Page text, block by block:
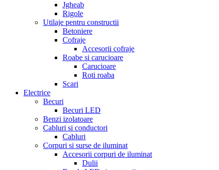
Jgheab
Rigole
Utilaje pentru constructii
Betoniere
Cofraje
Accesorii cofraje
Roabe si carucioare
Carucioare
Roti roaba
Scari
Electrice
Becuri
Becuri LED
Benzi izolatoare
Cabluri si conductori
Cabluri
Corpuri si surse de iluminat
Accesorii corpuri de iluminat
Dulii